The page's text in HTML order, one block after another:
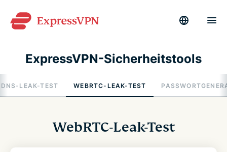
ExpressVPN-Sicherheitstools
DNS-LEAK-TEST WEBRTC-LEAK-TEST
WebRTC-Leak-Test